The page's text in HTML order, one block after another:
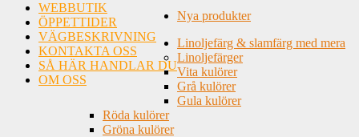
WEBBUTIK
ÖPPETTIDER
VÄGBESKRIVNING
KONTAKTA OSS
SÅ HÄR HANDLAR DU
OM OSS
Nya produkter
Linoljefärg & slamfärg med mera
Linoljefärger
Vita kulörer
Grå kulörer
Gula kulörer
Röda kulörer
Gröna kulörer